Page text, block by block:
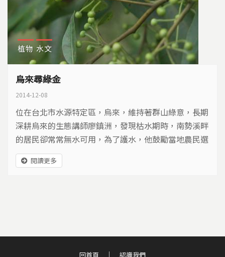
植物 水文
烏來尋綠金
2014-12-08
位在台北市水源特定區，烏來，維持著群山綠意，長期
深耕烏來的生態講師廖鎮洲，發現枯水期時，南勢溪畔
的居民卻常常無水可用，為了護水，他鼓勵當地農民選
擇節水作物，也思考發展綠色經濟，守護烏來森林…
閱讀更多
回首頁 認識我們